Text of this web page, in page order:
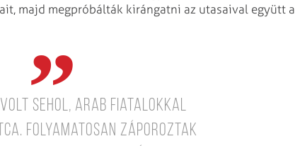
majd megpróbálták kirángatni az utasaival együtt a
volt sehol, arab fiatalokkal
Folyamatosan záporoztak